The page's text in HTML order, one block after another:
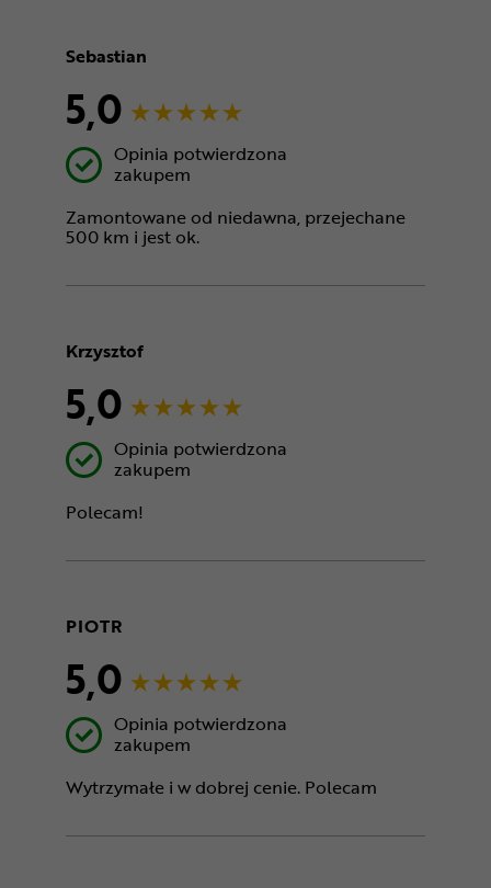
Sebastian
5,0
Opinia potwierdzona
zakupem
Zamontowane od niedawna, przejechane
500 km i jest ok.
Krzysztof
5,0
Opinia potwierdzona
zakupem
Polecam!
PIOTR
5,0
Opinia potwierdzona
zakupem
Wytrzymałe i w dobrej cenie. Polecam